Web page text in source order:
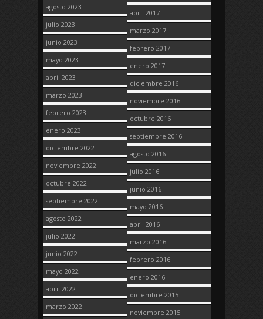
agosto 2023
julio 2023
junio 2023
mayo 2023
abril 2023
marzo 2023
febrero 2023
enero 2023
diciembre 2022
noviembre 2022
octubre 2022
septiembre 2022
agosto 2022
julio 2022
junio 2022
mayo 2022
abril 2022
marzo 2022
abril 2017
marzo 2017
febrero 2017
enero 2017
diciembre 2016
noviembre 2016
octubre 2016
septiembre 2016
agosto 2016
julio 2016
junio 2016
mayo 2016
abril 2016
marzo 2016
febrero 2016
enero 2016
diciembre 2015
noviembre 2015